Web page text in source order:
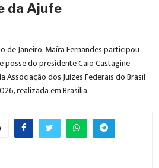
da Ajufe
de Janeiro, Maíra Fernandes participou
posse do presidente Caio Castagine
dos Juízes Federais do Brasil
realizada em Brasília.